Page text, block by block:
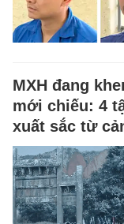
MXH đang
mới chiếu: 4
xuất sắc từ